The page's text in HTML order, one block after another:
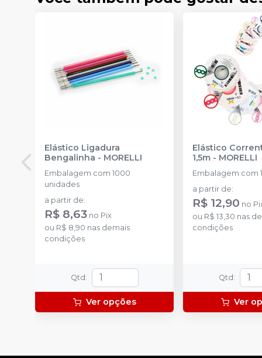
Elástico Ligadura
Bengalinha - MORELLI
Embalagem com 1000
unidades
a partir de:
R$ 8,63 no Pix
ou R$ 8,90 nas demais
condições
Qtd :
Ver opções
Elástico
1,5m - MORELLI
Embalagem com
a partir de:
R$ 12,90 no
ou R$ 13,30 nas
condições
Qtd :
Ver